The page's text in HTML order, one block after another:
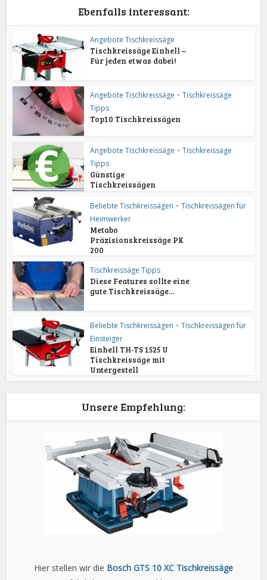
Ebenfalls interessant:
Angebote Tischkreissäge
Tischkreissäge Einhell –
Für jeden etwas dabei!
Angebote Tischkreissäge • Tischkreissäge
Tipps
Top10 Tischkreissägen
Angebote Tischkreissäge • Tischkreissäge
Tipps
Günstige
Tischkreissägen
Beliebte Tischkreissägen • Tischkreissägen für
Heimwerker
Metabo
Präzisionskreissäge PK
200
Tischkreissäge Tipps
Diese Features sollte eine
gute Tischkreissäge...
Beliebte Tischkreissägen • Tischkreissägen für
Einsteiger
Einhell TH-TS 1525 U
Tischkreissäge mit
Untergestell
Unsere Empfehlung:
Hier stellen wir die Bosch GTS 10 XC Tischkreissäge